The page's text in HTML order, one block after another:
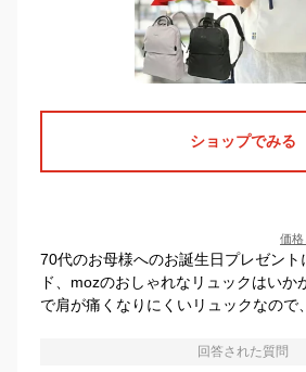
ショップでみる
価格
70代のお母様へのお誕生日プレゼント
ド、mozのおしゃれなリュックはいか
で肩が痛くなりにくいリュックなので
回答された質問